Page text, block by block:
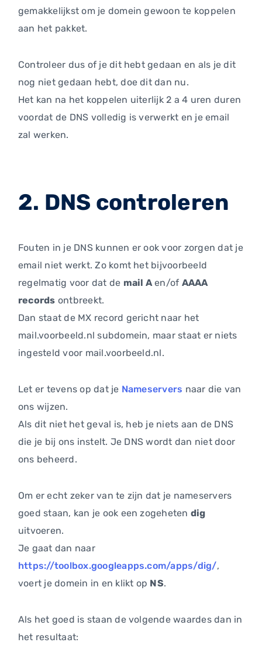
gemakkelijkst om je domein gewoon te koppelen
aan het pakket.
Controleer dus of je dit hebt gedaan en als je dit
nog niet gedaan hebt, doe dit dan nu.
Het kan na het koppelen uiterlijk 2 a 4 uren duren
voordat de DNS volledig is verwerkt en je email
zal werken.
2. DNS controleren
Fouten in je DNS kunnen er ook voor zorgen dat je
email niet werkt. Zo komt het bijvoorbeeld
regelmatig voor dat de mail Aen/of AAAA
records ontbreekt.
Dan staat de MX record gericht naar het
mail.voorbeeld.nl subdomein, maar staat er niets
ingesteld voor mail.voorbeeld.nl.
Let er tevens op dat je Nameservers naar die van
ons wijzen.
Als dit niet het geval is, heb je niets aan de DNS
die je bij ons instelt. Je DNS wordt dan niet door
ons beheerd.
Om er echt zeker van te zijn dat je nameservers
goed staan, kan je ook een zogeheten dig
uitvoeren.
Je gaat dan naar
https://toolbox.googleapps.com/apps/dig/,
voert je domein in en klikt op NS.
Als het goed is staan de volgende waardes dan in
het resultaat: